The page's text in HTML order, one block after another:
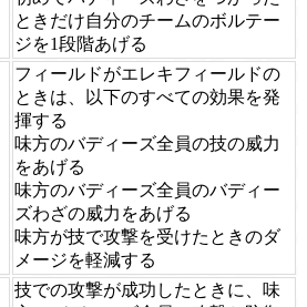
ときだけ自分のチームのボルテー
ジを1段階あげる
フィールドがエレキフィールドの
ときは、以下のすべての効果を発
揮する
味方のバディーズ全員の技の威力
をあげる
味方のバディーズ全員のバディー
ズわざの威力をあげる
味方が技で攻撃を受けたときのダ
メージを軽減する
技での攻撃が成功したときに、味